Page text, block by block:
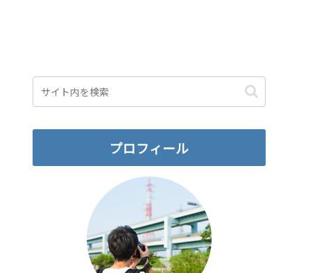
プロフィール